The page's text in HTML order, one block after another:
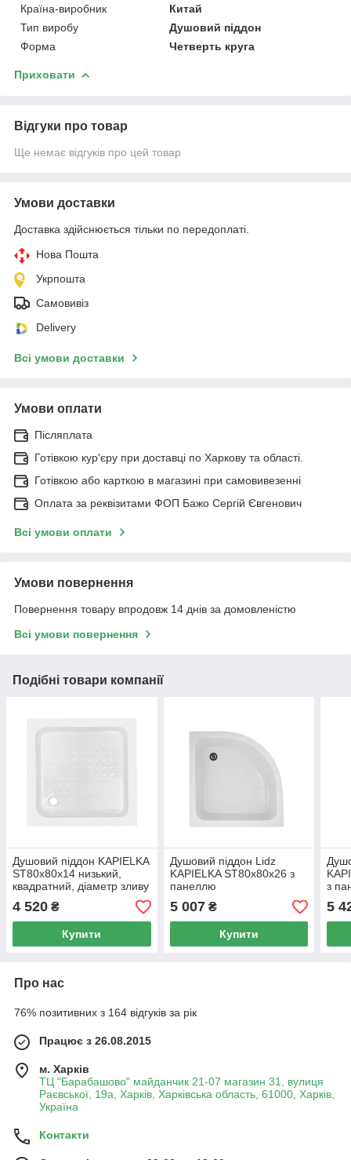
Країна-виробник
Китай
Тип виробу
Душовий піддон
Форма
Четверть круга
Приховати
Відгуки про товар
Ще немає відгуків про цей товар
Умови доставки
Доставка здійснюється тільки по передоплаті.
Нова Пошта
Укрпошта
Самовивіз
Delivery
Всі умови доставки
Умови оплати
Післяплата
Готівкою кур'єру при доставці по Харкову та області.
Готівкою або карткою в магазині при самовивезенні
Оплата за реквізитами ФОП Бажо Сергій Євгенович
Всі умови оплати
Умови повернення
Повернення товару впродовж 14 днів за домовленістю
Всі умови повернення
Подібні товари компанії
Душовий піддон KAPIELKA
ST80x80х14 низький,
квадратний, діаметр зливу
52 мм Lidz
4 520 ₴
Купити
Душовий піддон Lidz
KAPIELKA ST80x80x26 з
панеллю
5 007₴
Купити
з
5
Про нас
76% позитивних з 164 відгуків за рік
Працює з 26.08.2015
м. Харків
ТЦ "Барабашово" майданчик 21-07 магазин 31, вулиця
Раєвської, 19а, Харків, Харківська область, 61000, Харків,
Україна
Контакти